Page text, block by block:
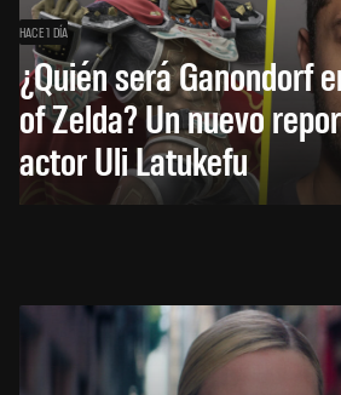
HACE 1 DÍA
¿Quién será Ganondorf
of Zelda? Un nuevo
actor Uli Latukefu